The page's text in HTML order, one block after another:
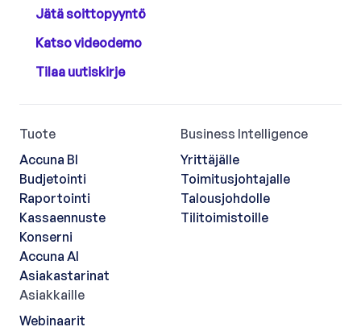
Jätä soittopyyntö
Katso videodemo
Tilaa uutiskirje
Tuote
Accuna BI
Budjetointi
Raportointi
Kassaennuste
Konserni
Accuna AI
Asiakastarinat
Business Intelligence
Yrittäjälle
Toimitusjohtajalle
Talousjohdolle
Tilitoimistoille
Asiakkaille
Webinaarit